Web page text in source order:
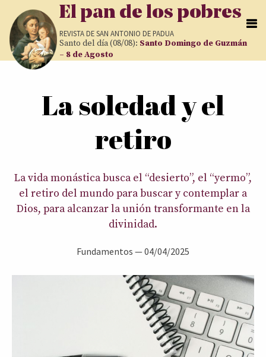
Pasar al contenido principal
El pan de los pobres
REVISTA DESAN ANTONIO DE PADUA
Santo del día (08/08): Santo Domingo de Guzmán
– 8 de Agosto
La soledad y el
retiro
La vida monástica busca el “desierto”, el “yermo”,
el retiro del mundo para buscar y contemplar a
Dios, para alcanzar la unión transformante en la
divinidad.
Fundamentos —04/04/2025